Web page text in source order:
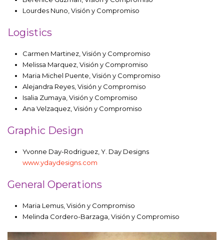
Lourdes Nuno, Visión y Compromiso
Logistics
Carmen Martinez, Visión y Compromiso
Melissa Marquez, Visión y Compromiso
Maria Michel Puente, Visión y Compromiso
Alejandra Reyes, Visión y Compromiso
Isalia Zumaya, Visión y Compromiso
Ana Velzaquez, Visión y Compromiso
Graphic Design
Yvonne Day-Rodriguez, Y. Day Designs
www.ydaydesigns.com
General Operations
Maria Lemus, Visión y Compromiso
Melinda Cordero-Barzaga, Visión y Compromiso